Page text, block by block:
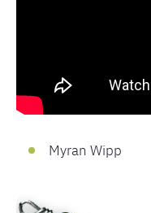
Myran Wipp